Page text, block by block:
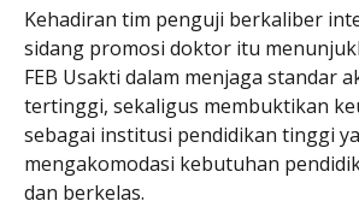
Kehadiran tim penguji berkaliber
sidang promosi doktor itu
FEB Usakti dalam menjaga standar
tertinggi, sekaligus membuktikan
sebagai institusi pendidikan tinggi
mengakomodasi kebutuhan
dan berkelas.